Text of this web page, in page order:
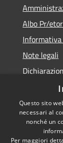
Albo Pr/
Note legali
Obiettivi
RSS
Questo sito
necessari al
nonché un
Per maggiori